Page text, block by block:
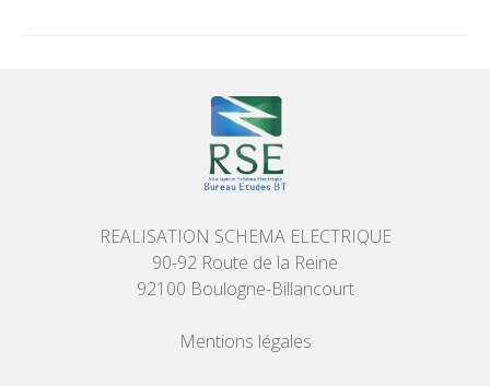
REALISATION SCHEMA ELECTRIQUE
90-92 Route de la Reine
92100 Boulogne-Billancourt
Mentions légales